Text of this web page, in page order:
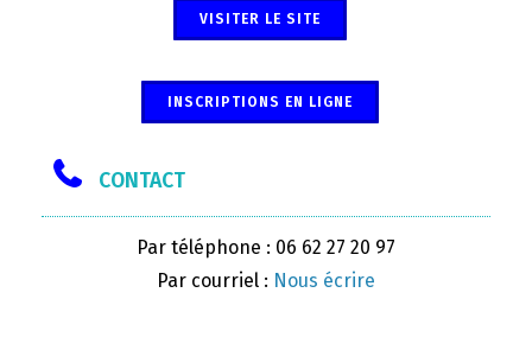
VISITER LE SITE
INSCRIPTIONS EN LIGNE
CONTACT
Par téléphone : 06 62 27 20 97
Par courriel : Nous écrire